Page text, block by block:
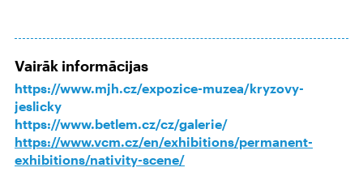
Vairāk informācijas
https://www.mjh.cz/expozice-muzea/kryzovy-
jeslicky
https://www.betlem.cz/cz/galerie/
https://www.vcm.cz/en/exhibitions/permanent-
exhibitions/nativity-scene/